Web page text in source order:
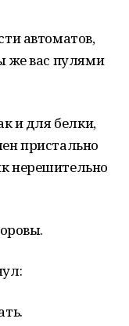
автоматов,
же вас пулями
и для белки,
пристально
нерешительно